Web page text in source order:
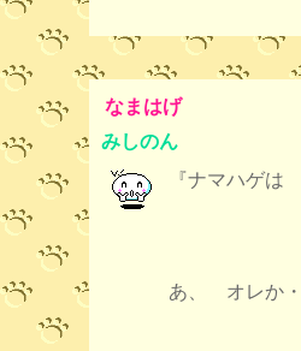
なまはげ
みしのん
『ナマハゲ
あ、 オレ